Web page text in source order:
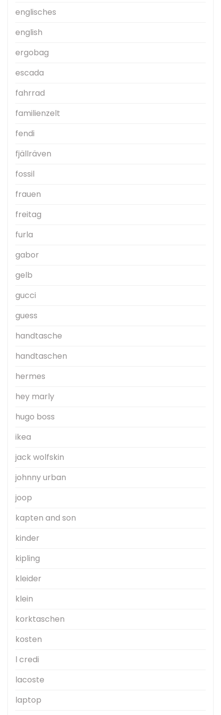
englisches
english
ergobag
escada
fahrrad
familienzelt
fendi
fjällräven
fossil
frauen
freitag
furla
gabor
gelb
gucci
guess
handtasche
handtaschen
hermes
hey marly
hugo boss
ikea
jack wolfskin
johnny urban
joop
kapten and son
kinder
kipling
kleider
klein
korktaschen
kosten
l credi
lacoste
laptop